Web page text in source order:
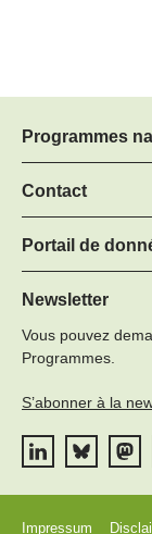
Programmes
Vous trouverez ici
nationaux de
Tous les PNR
Contact
Martin Christen,
Regine Maritz,
Managers du
Tél.: +
E-mail:
Portail de
Vous trouverez ici
recherche et les
Recherche de
Newsletter
Vous pouvez
Programmes.
S’abonner à la
Impressum